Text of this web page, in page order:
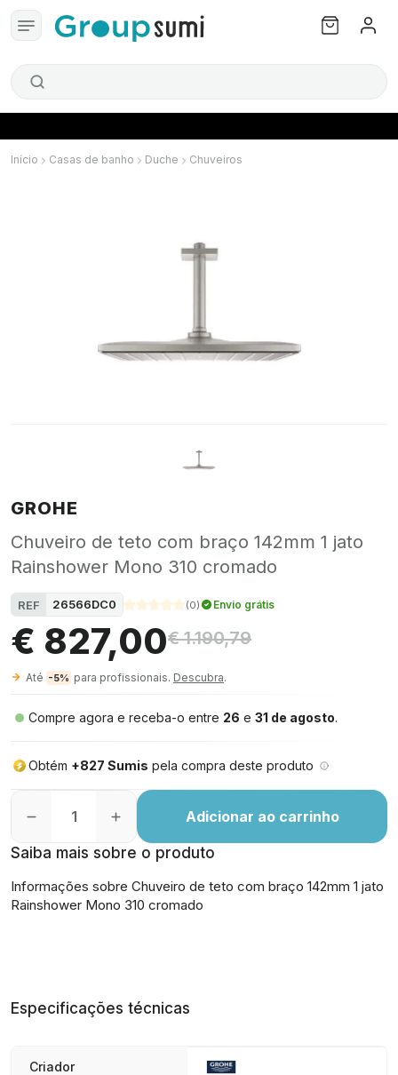
Início Casas de banho Duche Chuveiros
GROHE
Chuveiro de teto com braço 142mm 1 jato
Rainshower Mono 310 cromado
REF 26566DC0 (0) Envio grátis
€ 827,00€ 1.190,79
Até -5% para profissionais. Descubra.
Compre agora e receba-o entre 26 e 31 de agosto.
Obtém +827 Sumis pela compra deste produto
Adicionar ao carrinho
Saiba mais sobre o produto
Informações sobre Chuveiro de teto com braço 142mm 1 jato
Rainshower Mono 310 cromado
Especificações técnicas
Criador